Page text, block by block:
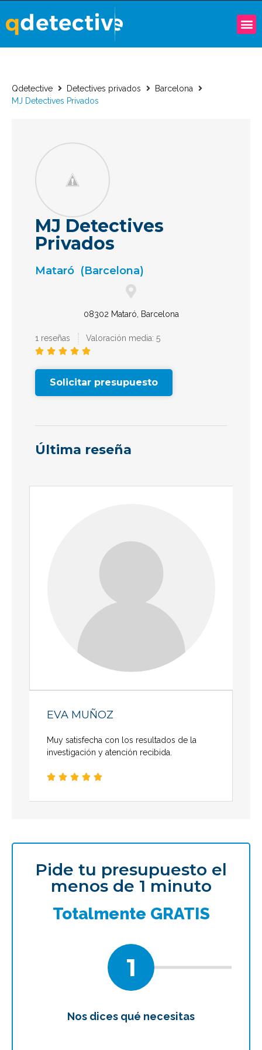
Qdetective Detectives privados
Barcelona
MJ Detectives Privados
MJ Detectives
Privados
Mataró (Barcelona)
08302 Mataró, Barcelona
1 reseñas Valoración media: 5
    
Solicitar presupuesto
Última reseña
EVA MUÑOZ
Muy satisfecha con los resultados de la
investigación y atención recibida.
    
Pide tu presupuesto el
menos de 1 minuto
Totalmente GRATIS
1
Nos dices qué necesitas